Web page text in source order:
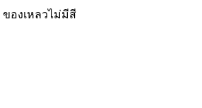
ของเหลวไม่มีสี